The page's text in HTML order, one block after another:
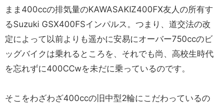
まま400ccの排気量のKAWASAKIZ400FX友人の所有す
るSuzuki GSX400FSインパルス。つまり、道交法の改
定によって以前よりも遥かに安易にオーバー750ccのビ
ッグバイクは乗れるところを、それでも尚、高校生時代
を忘れずに400CCwを未だに乗っているのです。
そこをわざわざ400ccの旧中型2輪にこだわっているの